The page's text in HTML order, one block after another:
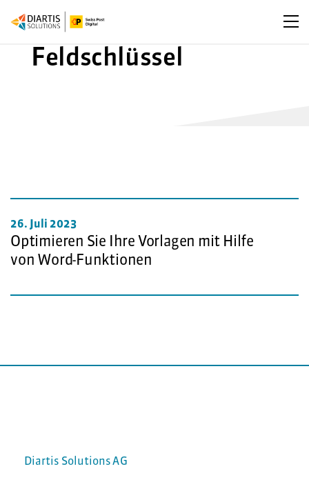
Feldschlüssel
26. Juli 2023
Optimieren Sie Ihre Vorlagen mit Hilfe
von Word-Funktionen
Diartis Solutions AG